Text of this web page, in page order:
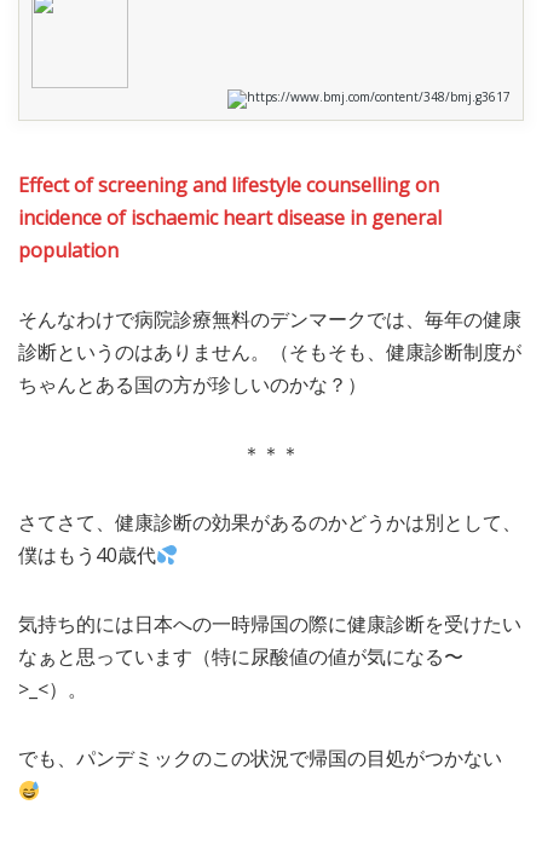
https://www.bmj.com/content/348/bmj.g3617
Effect of screening and lifestyle counselling on
incidence of ischaemic heart disease in general
population
そんなわけで病院診療無料のデンマークでは、毎年の健康
診断というのはありません。（そもそも、健康診断制度が
ちゃんとある国の方が珍しいのかな？）
＊＊＊
さてさて、健康診断の効果があるのかどうかは別として、
僕はもう40歳代
気持ち的には日本への一時帰国の際に健康診断を受けたい
なぁと思っています（特に尿酸値の値が気になる〜
>_<）。
でも、パンデミックのこの状況で帰国の目処がつかない